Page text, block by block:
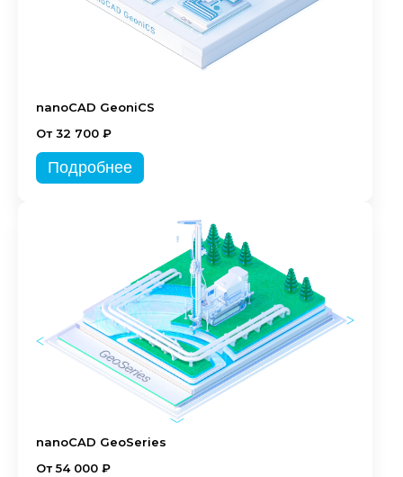
nanoCAD GeoniCS
От 32 700 ₽
Подробнее
nanoCAD GeoSeries
От 54 000 ₽